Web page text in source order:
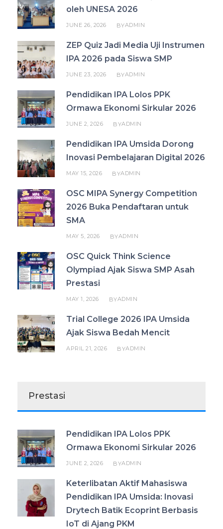
oleh UNESA 2026
JUNE 26, 2026 BYADMIN
ZEP Quiz Jadi Media Uji Instrumen
IPA 2026 pada Siswa SMP
JUNE 23, 2026 BYADMIN
Pendidikan IPA Lolos PPK
Ormawa Ekonomi Sirkular 2026
JUNE 2, 2026 BYADMIN
Pendidikan IPA Umsida Dorong
Inovasi Pembelajaran Digital 2026
MAY 15, 2026 BYADMIN
OSC MIPA Synergy Competition
2026 Buka Pendaftaran untuk
SMA
MAY 5, 2026 BYADMIN
OSC Quick Think Science
Olympiad Ajak Siswa SMP Asah
Prestasi
MAY 1, 2026 BYADMIN
Trial College 2026 IPA Umsida
Ajak Siswa Bedah Mencit
APRIL 21, 2026 BYADMIN
Prestasi
Pendidikan IPA Lolos PPK
Ormawa Ekonomi Sirkular 2026
JUNE 2, 2026 BYADMIN
Keterlibatan Aktif Mahasiswa
Pendidikan IPA Umsida: Inovasi
Drytech Batik Ecoprint Berbasis
IoT di Ajang PKM